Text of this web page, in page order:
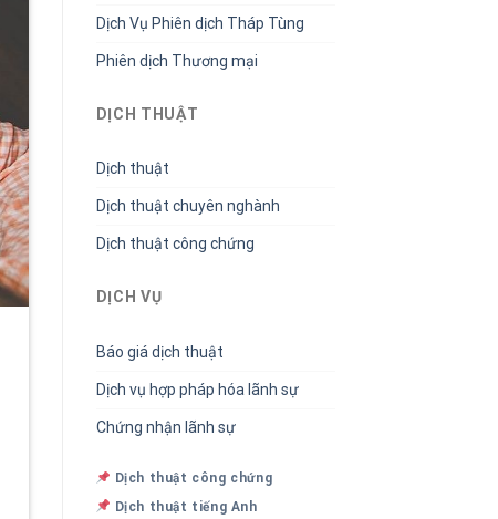
Dịch Vụ Phiên dịch Tháp Tùng
Phiên dịch Thương mại
DỊCH THUẬT
Dịch thuật
Dịch thuật chuyên nghành
Dịch thuật công chứng
DỊCH VỤ
Báo giá dịch thuật
Dịch vụ hợp pháp hóa lãnh sự
Chứng nhận lãnh sự
Dịch thuật công chứng
Dịch thuật tiếng Anh